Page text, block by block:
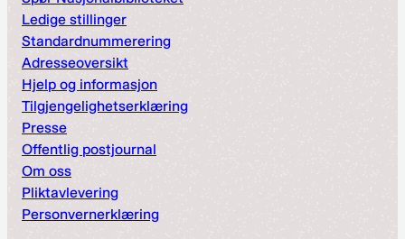
Ledige stillinger
Standardnummerering
Adresseoversikt
Hjelp og informasjon
Tilgjengelighetserklæring
Presse
Offentlig postjournal
Om oss
Pliktavlevering
Personvernerklæring